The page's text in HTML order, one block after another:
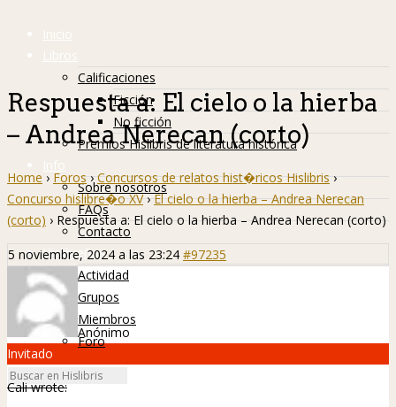
Inicio
Libros
Calificaciones
Ficción
No ficción
Premios Hislibris de literatura histórica
Info
Sobre nosotros
FAQs
Contacto
Hislibreños
Actividad
Grupos
Miembros
Foro
Respuesta a: El cielo o la hierba
– Andrea Nerecan (corto)
Home › Foros › Concursos de relatos hist�ricos Hislibris ›
Concurso hislibre�o XV › El cielo o la hierba – Andrea Nerecan
(corto) › Respuesta a: El cielo o la hierba – Andrea Nerecan (corto)
5 noviembre, 2024 a las 23:24 #97235
Anónimo
Invitado
Cali wrote: